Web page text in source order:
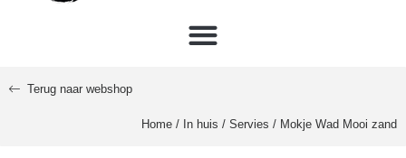
Terug naar webshop
Home / In huis / Servies / Mokje Wad Mooi zand